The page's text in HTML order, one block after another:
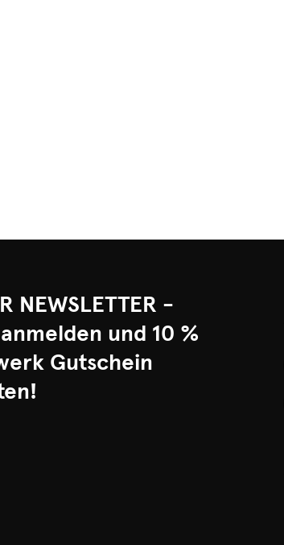
NEWSLETTER -
und 10 %
Gutschein